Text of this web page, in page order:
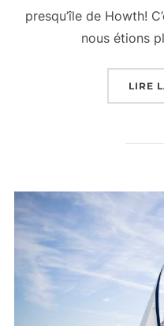
presqu’île de Howth!
nous étions
LIRE